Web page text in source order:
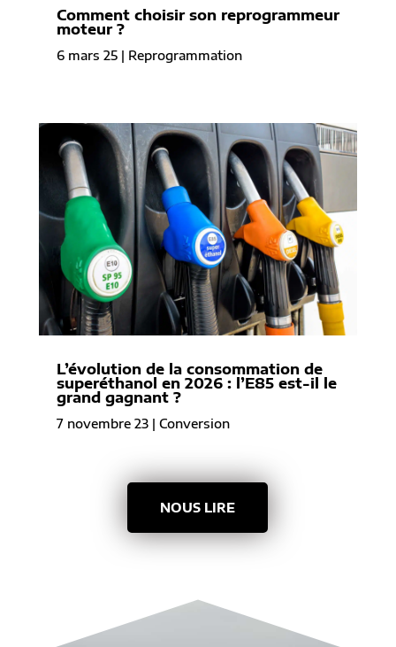
Comment choisir son reprogrammeur
moteur ?
6 mars 25| Reprogrammation
L’évolution de la consommation de
superéthanol en 2026 : l’E85 est-il le
grand gagnant ?
7 novembre 23| Conversion
NOUS LIRE